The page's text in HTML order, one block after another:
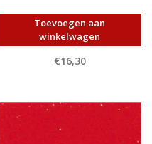
Toevoegen aan
winkelwagen
€16,30